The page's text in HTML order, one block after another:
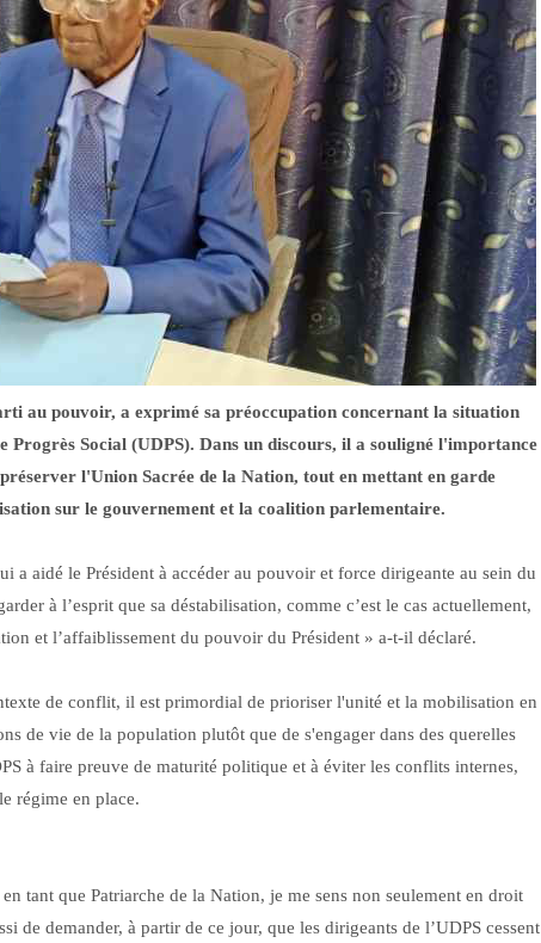
au pouvoir, a exprimé sa préoccupation concernant la situation
Social (UDPS). Dans un discours, il a souligné l'importance
l'Union Sacrée de la Nation, tout en mettant en garde
sur le gouvernement et la coalition parlementaire.
a aidé le Président à accéder au pouvoir et force dirigeante au sein du
à l’esprit que sa déstabilisation, comme c’est le cas actuellement,
et l’affaiblissement du pouvoir du Président » a-t-il déclaré.
de conflit, il est primordial de prioriser l'unité et la mobilisation en
de vie de la population plutôt que de s'engager dans des querelles
à faire preuve de maturité politique et à éviter les conflits internes,
régime en place.
tant que Patriarche de la Nation, je me sens non seulement en droit
de demander, à partir de ce jour, que les dirigeants de l’UDPS cessent